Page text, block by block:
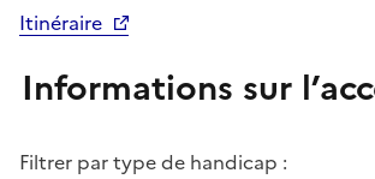
Itinéraire
Informations sur
Filtrer par type de handicap :